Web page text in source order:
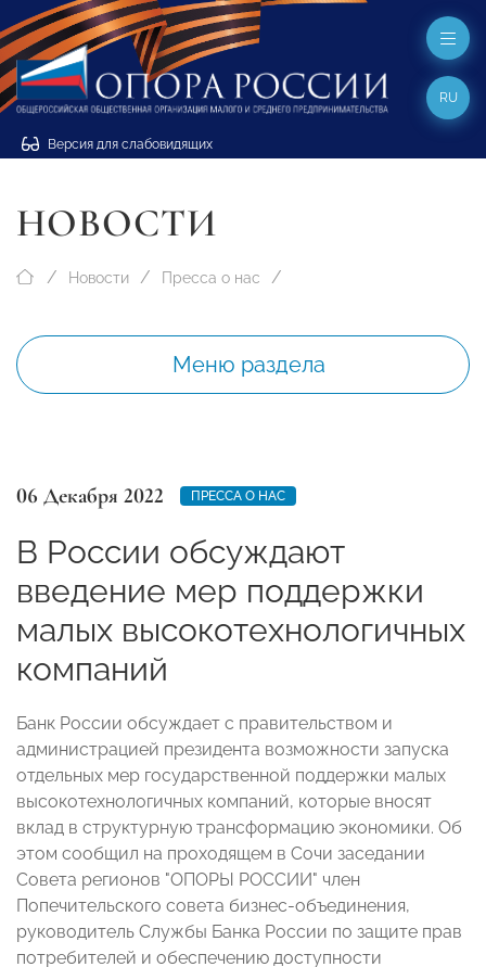
Версия для слабовидящих
RU
НОВОСТИ
Новости Пресса о нас
Меню раздела
06 Декабря 2022 ПРЕССА О НАС
В России обсуждают
введение мер поддержки
малых высокотехнологичных
компаний
Банк России обсуждает с правительством и
администрацией президента возможности запуска
отдельных мер государственной поддержки малых
высокотехнологичных компаний, которые вносят
вклад в структурную трансформацию экономики. Об
этом сообщил на проходящем в Сочи заседании
Совета регионов "ОПОРЫ РОССИИ" член
Попечительского совета бизнес-объединения,
руководитель Службы Банка России по защите прав
потребителей и обеспечению доступности